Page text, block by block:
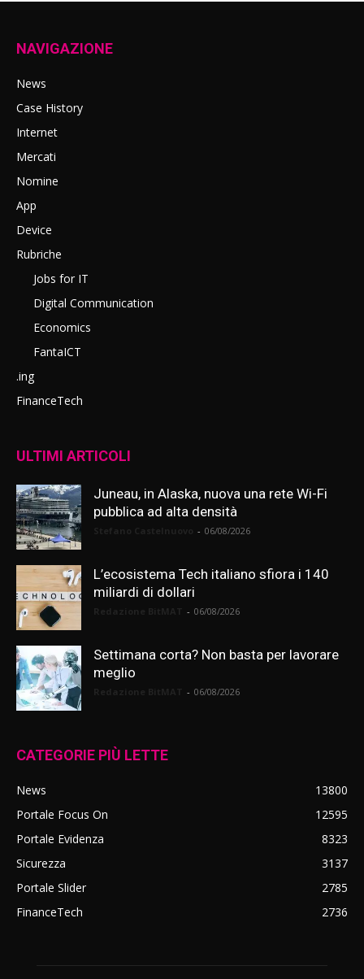
NAVIGAZIONE
News
Case History
Internet
Mercati
Nomine
App
Device
Rubriche
Jobs for IT
Digital Communication
Economics
FantaICT
.ing
FinanceTech
ULTIMI ARTICOLI
Juneau, in Alaska, nuova una rete Wi-Fi
pubblica ad alta densità
- 06/08/2026
L’ecosistema Tech italiano sfiora i 140
miliardi di dollari
- 06/08/2026
Settimana corta? Non basta per lavorare
meglio
- 06/08/2026
CATEGORIE PIÙ LETTE
News
13800
Portale Focus On
12595
Portale Evidenza
8323
Sicurezza
3137
Portale Slider
2785
FinanceTech
2736